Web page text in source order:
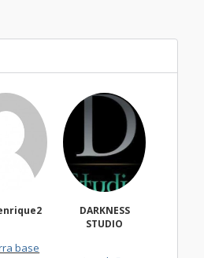
DARKNESS
Bacharell